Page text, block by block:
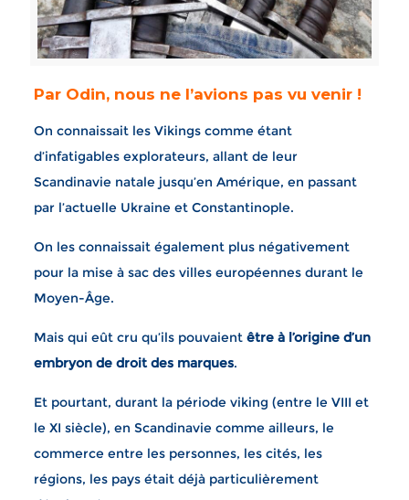
Par Odin, nous ne l’avions pas vu venir !
On connaissait les Vikings comme étant
d’infatigables explorateurs, allant de leur
Scandinavie natale jusqu’en Amérique, en passant
par l’actuelle Ukraine et Constantinople.
On les connaissait également plus négativement
pour la mise à sac des villes européennes durant le
Moyen-Âge.
Mais qui eût cru qu’ils pouvaient être à l’origine d’un
embryon de droit des marques.
Et pourtant, durant la période viking (entre le VIII et
le XI siècle), en Scandinavie comme ailleurs, le
commerce entre les personnes, les cités, les
régions, les pays était déjà particulièrement